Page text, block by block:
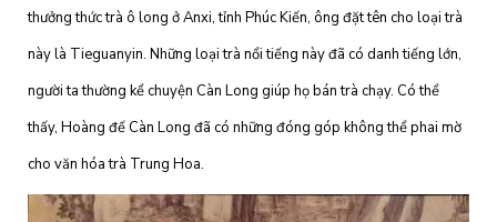
thưởng thức trà ô long ở Anxi, tỉnh Phúc Kiến, ông đặt tên cho loại trà
này là Tieguanyin. Những loại trà nổi tiếng này đã có danh tiếng lớn,
người ta thường kể chuyện Càn Long giúp họ bán trà chạy. Có thể
thấy, Hoàng đế Càn Long đã có những đóng góp không thể phai mờ
cho văn hóa trà Trung Hoa.